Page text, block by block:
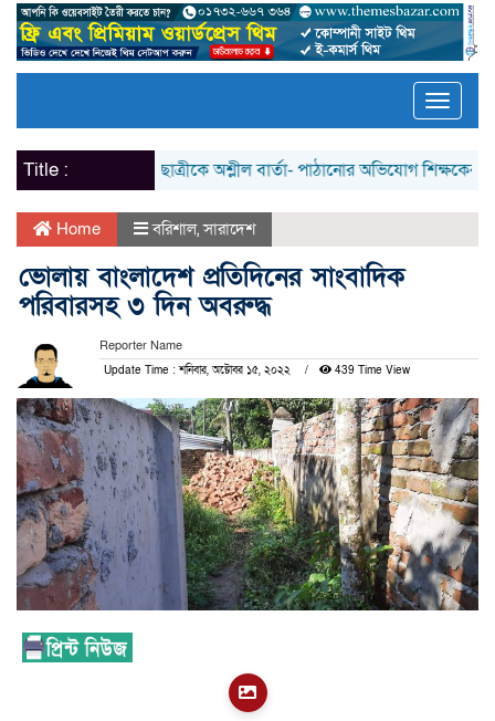
Toggle
Title :
ছাত্রীকে অশ্লীল বার্তা- পাঠানোর অভিযোগ শিক্ষকের বিরুদ্ধে;
Home বরিশাল,সারাদেশ
ভোলায় বাংলাদেশ প্রতিদিনের সাংবাদিক
পরিবারসহ ৩ দিন অবরুদ্ধ
Reporter Name
Update Time : শনিবার, অক্টোবর ১৫, ২০২২ 439 Time View